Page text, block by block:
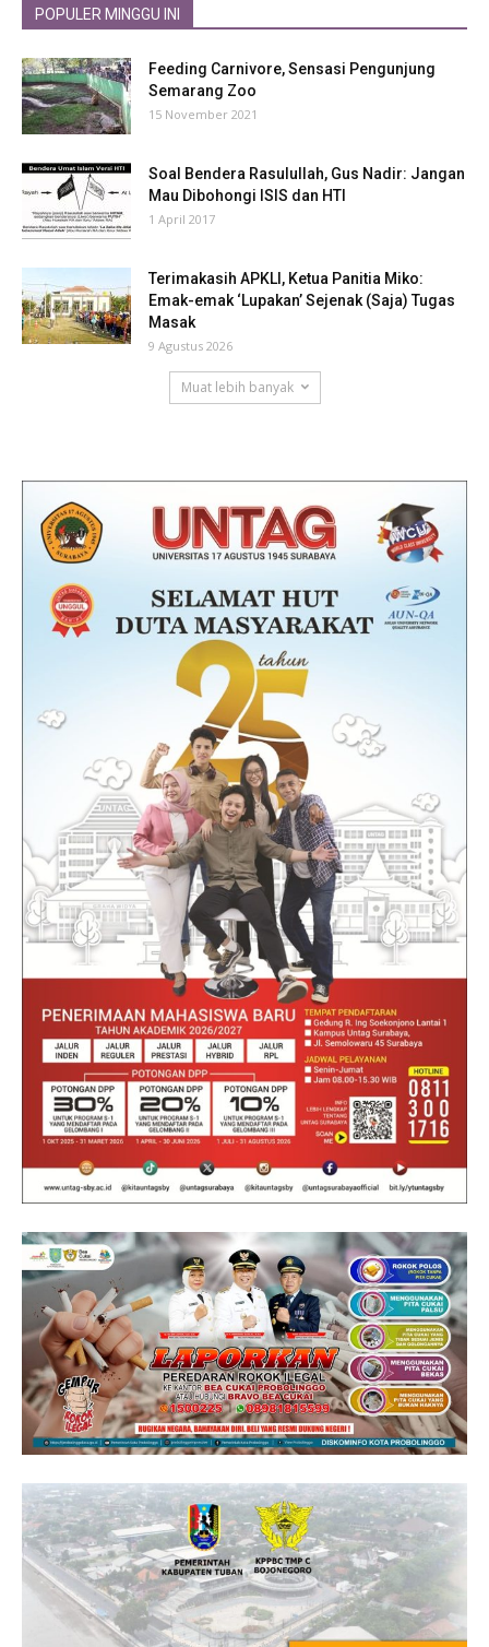
POPULER MINGGU INI
Feeding Carnivore, Sensasi Pengunjung
Semarang Zoo
15 November 2021
Soal Bendera Rasulullah, Gus Nadir: Jangan
Mau Dibohongi ISIS dan HTI
1 April 2017
Terimakasih APKLI, Ketua Panitia Miko:
Emak-emak ‘Lupakan’ Sejenak (Saja) Tugas
Masak
9 Agustus 2026
Muat lebih banyak